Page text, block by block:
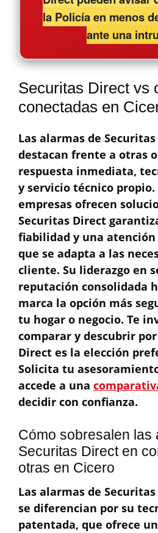
la Policía en menos
ante una
Securitas Direct vs
conectadas en
Las alarmas de
destacan frente a otras
respuesta inmediata,
y servicio técnico propio
empresas ofrecen
Securitas Direct
fiabilidad y una
que se adapta a las
cliente. Su liderazgo en
reputación consolidada
marca la opción más
tu hogar o negocio. Te
comparar y descubrir
Direct es la elección
Solicita tu
accede a una
decidir con confianza.
Cómo sobresalen las
Securitas Direct en
otras en Cicero
Las alarmas de
se diferencian por su
patentada, que ofrece